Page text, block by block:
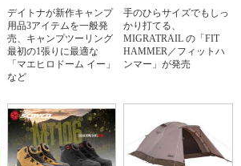
デイトナが新作キャンプ
用品3アイテムを一般発
売、キャンプツーリング
最初の1張りに最適な
「マエヒロドーム イー」
など
手のひらサイズでもしっ
かり打てる、
MIGRATRAIL の「FIT
HAMMER／フィットハ
ンマー」が発売